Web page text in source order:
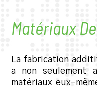
Matériaux
La fabrication
a non seulement
matériaux eux-